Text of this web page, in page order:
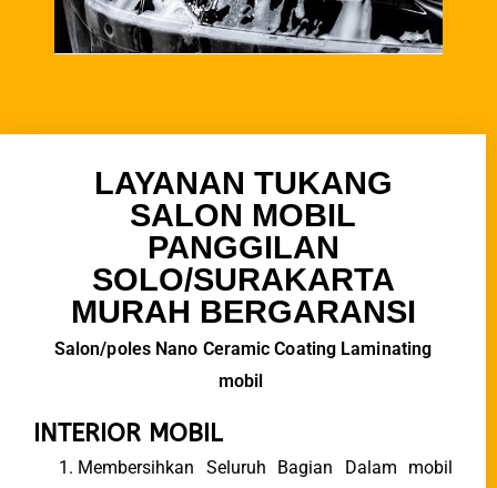
LAYANAN TUKANG
SALON MOBIL
PANGGILAN
SOLO/SURAKARTA
MURAH BERGARANSI
Salon/poles Nano Ceramic Coating Laminating
mobil
INTERIOR MOBIL
Membersihkan Seluruh Bagian Dalam mobil